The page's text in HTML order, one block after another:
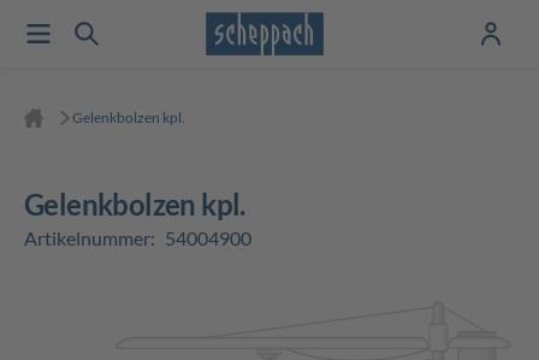
Gelenkbolzen kpl.
Gelenkbolzen kpl.
Artikelnummer: 54004900